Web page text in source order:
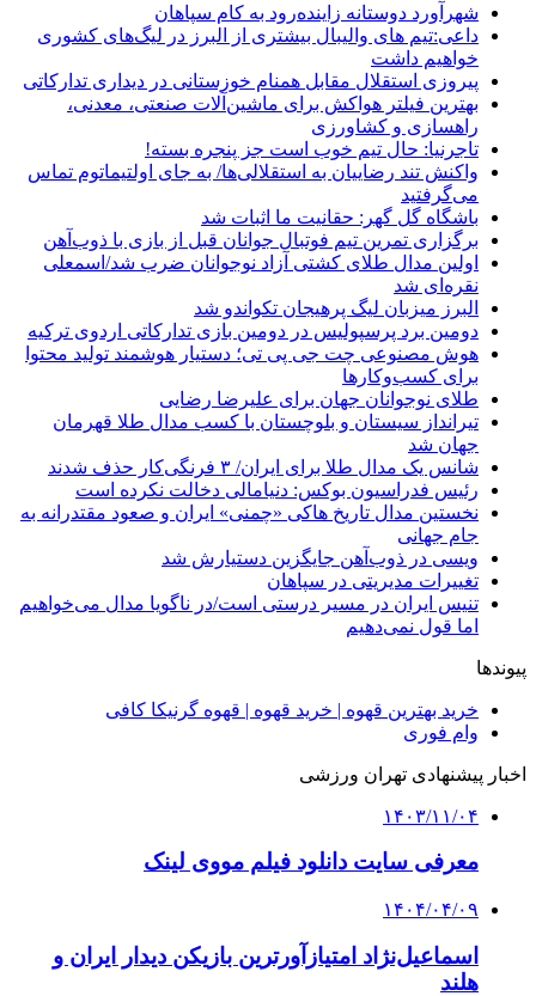
شهرآورد دوستانه زاینده‌رود به کام سپاهان
داعی:تیم های والیبال بیشتری از البرز در لیگ‌های کشوری
خواهیم داشت
پیروزی استقلال مقابل همنام خوزستانی در دیداری تدارکاتی
بهترین فیلتر هواکش برای ماشین‌آلات صنعتی، معدنی،
راهسازی و کشاورزی
تاجرنیا: حال تیم خوب است جز پنجره بسته!
واکنش تند رضاییان به استقلالی‌ها/ به جای اولتیماتوم تماس
می‌گرفتید
باشگاه گل گهر: حقانیت ما اثبات شد
برگزاری تمرین تیم فوتبال جوانان قبل از بازی با ذوب‌آهن
اولین مدال طلای کشتی آزاد نوجوانان ضرب شد/اسمعلی
نقره‌ای شد
البرز میزبان لیگ پرهیجان تکواندو شد
دومین برد پرسپولیس در دومین بازی تدارکاتی اردوی ترکیه
هوش مصنوعی چت جی پی تی؛ دستیار هوشمند تولید محتوا
برای کسب‌وکارها
طلای نوجوانان جهان برای علیرضا رضایی
تیرانداز سیستان و بلوچستان با کسب مدال طلا قهرمان
جهان شد
شانس یک مدال طلا برای ایران/ ۳ فرنگی‌کار حذف شدند
رئیس فدراسیون بوکس: دنیامالی دخالت نکرده است
نخستین مدال تاریخ هاکی «چمنی» ایران و صعود مقتدرانه به
جام جهانی
ویسی در ذوب‌آهن جایگزین دستیارش شد
تغییرات مدیریتی در سپاهان
تنیس ایران در مسیر درستی است/در ناگویا مدال می‌خواهیم
اما قول نمی‌دهیم
پیوندها
خرید بهترین قهوه | خرید قهوه | قهوه گرنیکا کافی
وام فوری
اخبار پیشنهادی تهران ورزشی
۱۴۰۳/۱۱/۰۴
معرفی سایت دانلود فیلم مووی لینک
۱۴۰۴/۰۴/۰۹
اسماعیل‌نژاد امتیازآورترین بازیکن دیدار ایران و
هلند